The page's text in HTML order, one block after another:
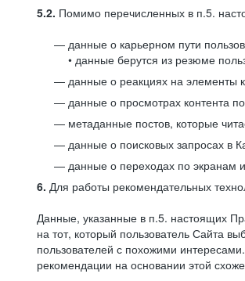
5.2. Помимо перечисленных в п.5.
данные о карьерном пути
• данные берутся из резюме
данные о реакциях на элементы
данные о просмотрах контента
метаданные постов, которые
данные о поисковых запросах в
данные о переходах по экранам
6. Для работы рекомендательных
Данные, указанные в п.5. настоящих
на тот, который пользователь Сайта
пользователей с похожими
рекомендации на основании этой